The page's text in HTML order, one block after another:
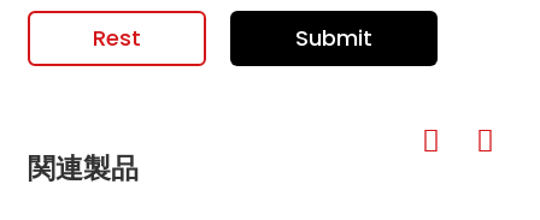
Rest Submit
関連製品